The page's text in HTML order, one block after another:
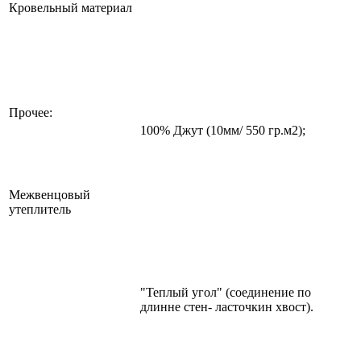
Кровельный материал
Прочее:
Межвенцовый
утеплитель
100% Джут (10мм/ 550 гр.м2);
"Теплый угол" (соединение по
длинне стен- ласточкин хвост).